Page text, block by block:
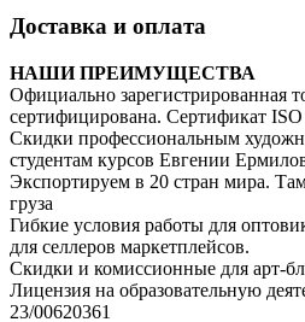
Доставка и оплата
НАШИ ПРЕИМУЩЕСТВА
Официально зарегистрированная
сертифицирована. Сертификат ISO
Скидки профессиональным
студентам курсов Евгении
Экспортируем в 20 стран мира.
груза
Гибкие условия работы для
для селлеров маркетплейсов.
Скидки и комиссионные для арт-
Лицензия на образовательную
23/00620361